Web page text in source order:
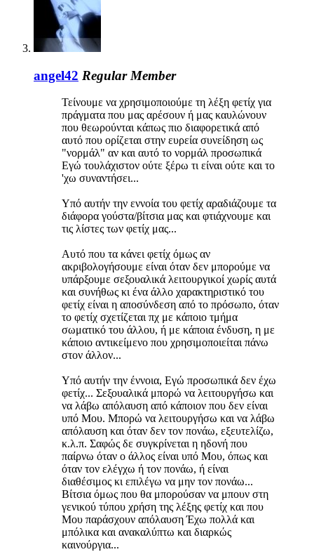
angel42 Regular Member
Τείνουμε να χρησιμοποιούμε τη λέξη φετίχ για
πράγματα που μας αρέσουν ή μας καυλώνουν
που θεωρούνται κάπως πιο διαφορετικά από
αυτό που ορίζεται στην ευρεία συνείδηση ως
"νορμάλ" αν και αυτό το νορμάλ προσωπικά
Εγώ τουλάχιστον ούτε ξέρω τι είναι ούτε και το
'χω συναντήσει...
Υπό αυτήν την εννοία του φετίχ αραδιάζουμε τα
διάφορα γούστα/βίτσια μας και φτιάχνουμε και
τις λίστες των φετίχ μας...
Αυτό που τα κάνει φετίχ όμως αν
ακριβολογήσουμε είναι όταν δεν μπορούμε να
υπάρξουμε σεξουαλικά λειτουργικοί χωρίς αυτά
και συνήθως κι ένα άλλο χαρακτηριστικό του
φετίχ είναι η αποσύνδεση από το πρόσωπο, όταν
το φετίχ σχετίζεται πχ με κάποιο τμήμα
σωματικό του άλλου, ή με κάποια ένδυση, η με
κάποιο αντικείμενο που χρησιμοποιείται πάνω
στον άλλον...
Υπό αυτήν την έννοια, Εγώ προσωπικά δεν έχω
φετίχ... Σεξουαλικά μπορώ να λειτουργήσω και
να λάβω απόλαυση από κάποιον που δεν είναι
υπό Μου. Μπορώ να λειτουργήσω και να λάβω
απόλαυση και όταν δεν τον πονάω, εξευτελίζω,
κ.λ.π. Σαφώς δε συγκρίνεται η ηδονή που
παίρνω όταν ο άλλος είναι υπό Μου, όπως και
όταν τον ελέγχω ή τον πονάω, ή είναι
διαθέσιμος κι επιλέγω να μην τον πονάω...
Βίτσια όμως που θα μπορούσαν να μπουν στη
γενικού τύπου χρήση της λέξης φετίχ και που
Μου παράσχουν απόλαυση Έχω πολλά και
μπόλικα και ανακαλύπτω και διαρκώς
καινούργια...